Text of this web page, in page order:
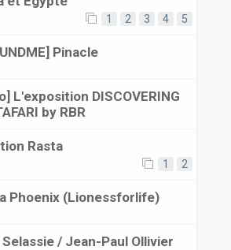
1 2 3 4 5
Pinacle
L'exposition DISCOVERING
by RBR
Rasta
1 2
Phoenix (Lionessforlife)
Selassie / Jean-Paul Ollivier